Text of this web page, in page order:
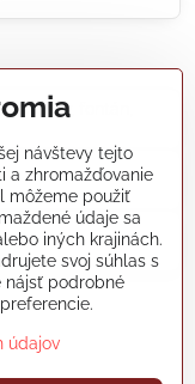
návštevy tejto
a zhromažďovanie
môžeme použiť
údaje sa
iných krajinách.
svoj súhlas s
nájsť podrobné
údajov